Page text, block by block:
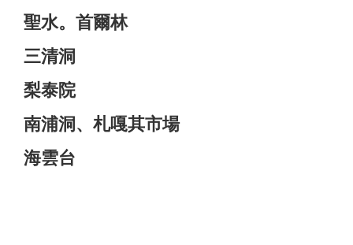
聖水。首爾林
三清洞
梨泰院
南浦洞、札嘎其市場
海雲台